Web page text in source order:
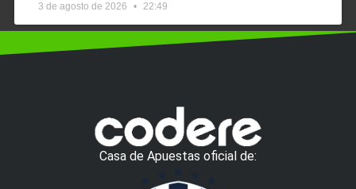
3 de agosto de 2026 22:49
Casa de Apuestas oficial de: